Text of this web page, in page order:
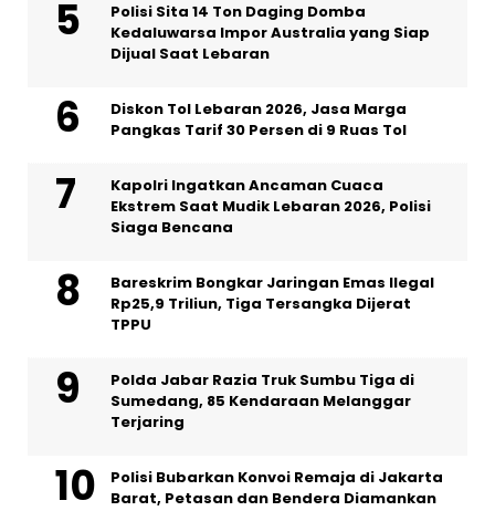
Polisi Sita 14 Ton Daging Domba
Kedaluwarsa Impor Australia yang Siap
Dijual Saat Lebaran
Diskon Tol Lebaran 2026, Jasa Marga
Pangkas Tarif 30 Persen di 9 Ruas Tol
Kapolri Ingatkan Ancaman Cuaca
Ekstrem Saat Mudik Lebaran 2026, Polisi
Siaga Bencana
Bareskrim Bongkar Jaringan Emas Ilegal
Rp25,9 Triliun, Tiga Tersangka Dijerat
TPPU
Polda Jabar Razia Truk Sumbu Tiga di
Sumedang, 85 Kendaraan Melanggar
Terjaring
Polisi Bubarkan Konvoi Remaja di Jakarta
Barat, Petasan dan Bendera Diamankan